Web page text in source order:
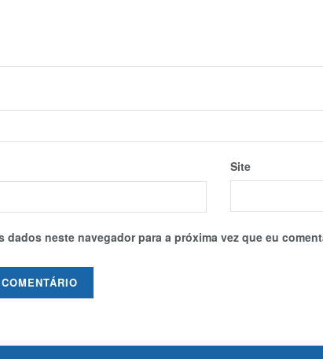
Site
dados neste navegador para a próxima vez que eu